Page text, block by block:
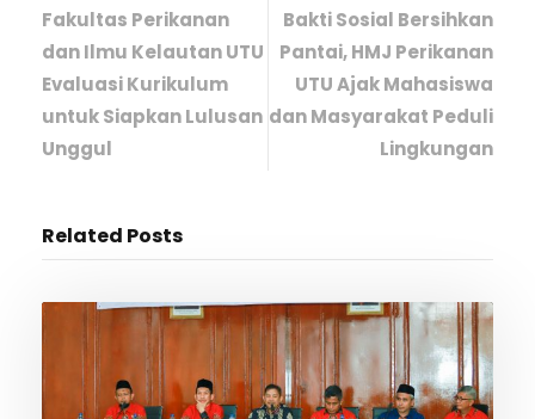
Fakultas Perikanan
dan Ilmu Kelautan UTU
Evaluasi Kurikulum
untuk Siapkan Lulusan
Unggul
Bakti Sosial Bersihkan
Pantai, HMJ Perikanan
UTU Ajak Mahasiswa
dan Masyarakat Peduli
Lingkungan
Related Posts